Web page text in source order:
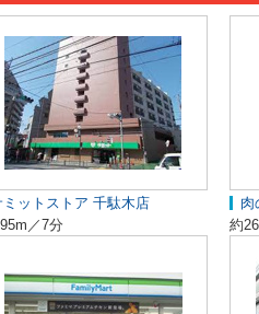
ミットストア 千駄木店
／7分
肉
約